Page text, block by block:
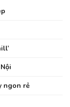
ngon rẻ